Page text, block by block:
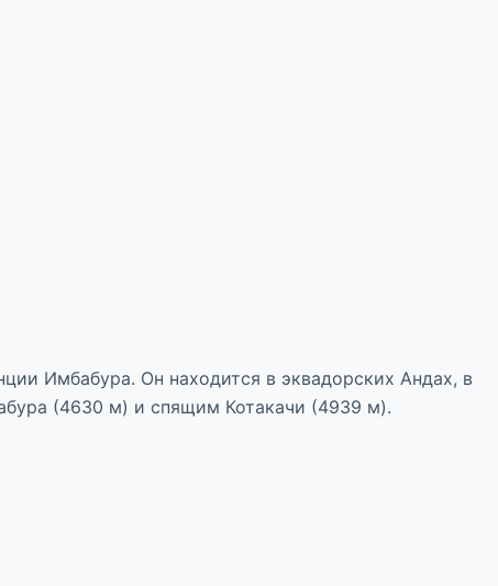
Имбабура. Он находится в эквадорских Андах, в
(4630 м) и спящим Котакачи (4939 м).